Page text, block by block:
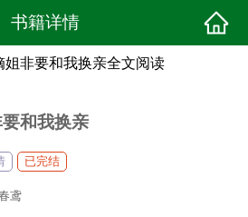
书籍详情
姐非要和我换亲全文阅读
和我换亲
已完结
鸢